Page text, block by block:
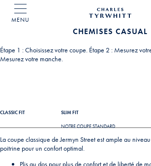
MENU
TyrwhittCHEMISES CASUAL
Étape 1 : Choisissez votre coupe. Étape 2 : Mesurez
Mesurez votre manche.
CLASSIC FIT SLIM FIT
NOTRE COUPE STANDARD
La coupe classique de Jermyn Street est ample au
poitrine pour un confort optimal.
Plis au dos pour plus de confort et de liberté de